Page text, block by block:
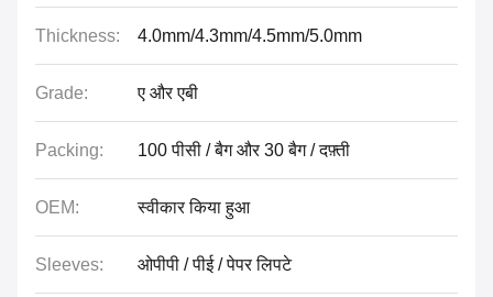
Thickness: 4.0mm/4.3mm/4.5mm/5.0mm
Grade: ए और एबी
Packing: 100 पीसी / बैग और 30 बैग / दफ़्ती
OEM: स्वीकार किया हुआ
Sleeves: ओपीपी / पीई / पेपर लिपटे